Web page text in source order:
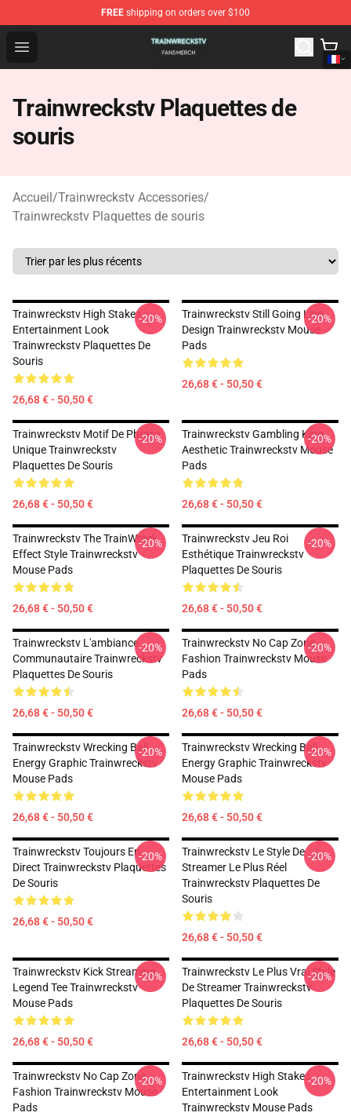
FREE shipping on orders over $100
Open menu
Trainwreckstv Shop - Official Trainwreckstv
Trainwreckstv Plaquettes de
souris
Accueil/Trainwreckstv Accessories/
Trainwreckstv Plaquettes de souris
Trainwreckstv High Stakes
Entertainment Look
Trainwreckstv Plaquettes De
Souris
26,68 € - 50,50 €
-20%
Trainwreckstv Still Going Live
Design Trainwreckstv Mouse
Pads
26,68 € - 50,50 €
-20%
Trainwreckstv Motif De Phrase
Unique Trainwreckstv
Plaquettes De Souris
26,68 € - 50,50 €
-20%
Trainwreckstv Gambling King
Aesthetic Trainwreckstv Mouse
Pads
26,68 € - 50,50 €
-20%
Trainwreckstv The TrainWreck
Effect Style Trainwreckstv
Mouse Pads
26,68 € - 50,50 €
-20%
Trainwreckstv Jeu Roi
Esthétique Trainwreckstv
Plaquettes De Souris
26,68 € - 50,50 €
-20%
Trainwreckstv L'ambiance
Communautaire Trainwreckstv
Plaquettes De Souris
26,68 € - 50,50 €
-20%
Trainwreckstv No Cap Zone
Fashion Trainwreckstv Mouse
Pads
26,68 € - 50,50 €
-20%
Trainwreckstv Wrecking Ball
Energy Graphic Trainwreckstv
Mouse Pads
26,68 € - 50,50 €
-20%
Trainwreckstv Wrecking Ball
Energy Graphic Trainwreckstv
Mouse Pads
26,68 € - 50,50 €
-20%
Trainwreckstv Toujours En
Direct Trainwreckstv Plaquettes
De Souris
26,68 € - 50,50 €
-20%
Trainwreckstv Le Style De
Streamer Le Plus Réel
Trainwreckstv Plaquettes De
Souris
26,68 € - 50,50 €
-20%
Trainwreckstv Kick Streaming
Legend Tee Trainwreckstv
Mouse Pads
26,68 € - 50,50 €
-20%
Trainwreckstv Le Plus Vrai Style
De Streamer Trainwreckstv
Plaquettes De Souris
26,68 € - 50,50 €
-20%
Trainwreckstv No Cap Zone
Fashion Trainwreckstv Mouse
Pads
-20%
Trainwreckstv High Stakes
Entertainment Look
Trainwreckstv Mouse Pads
-20%